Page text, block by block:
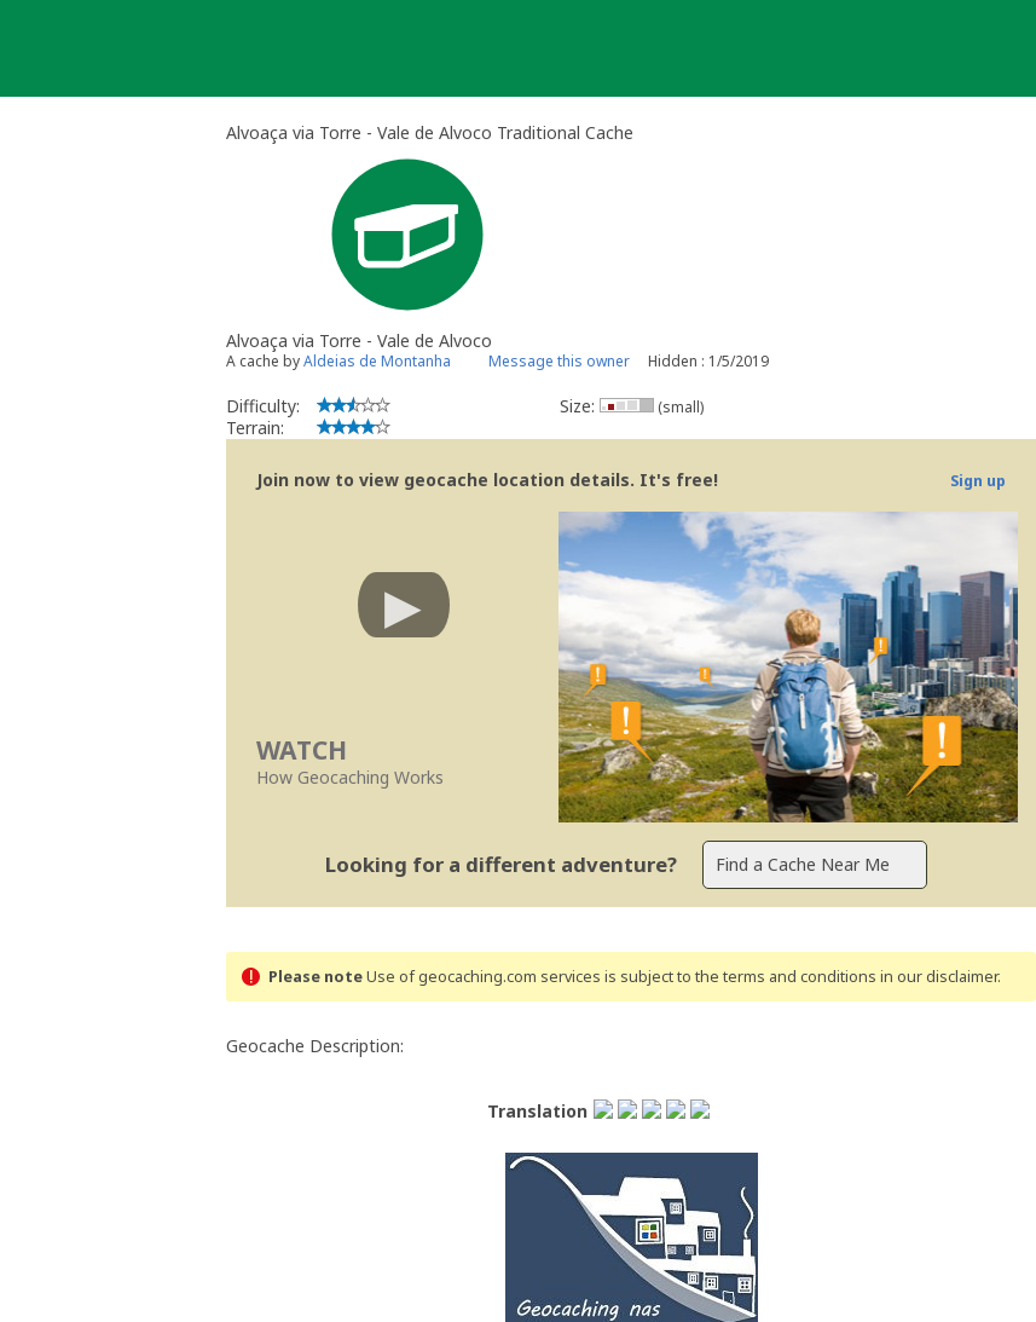
Alvoaça via Torre - Vale de Alvoco Traditional Cache
Alvoaça via Torre - Vale de Alvoco
A cache byAldeias de Montanha Message this owner Hidden : 1/5/2019
Difficulty:
Terrain:
Size: (small)
Join now to view geocache location details. It's free! Sign up
WATCH
How Geocaching Works
Looking for a different adventure?
Please noteUse of geocaching.com services is subject to the terms and conditions in our disclaimer.
Geocache Description:
Translation